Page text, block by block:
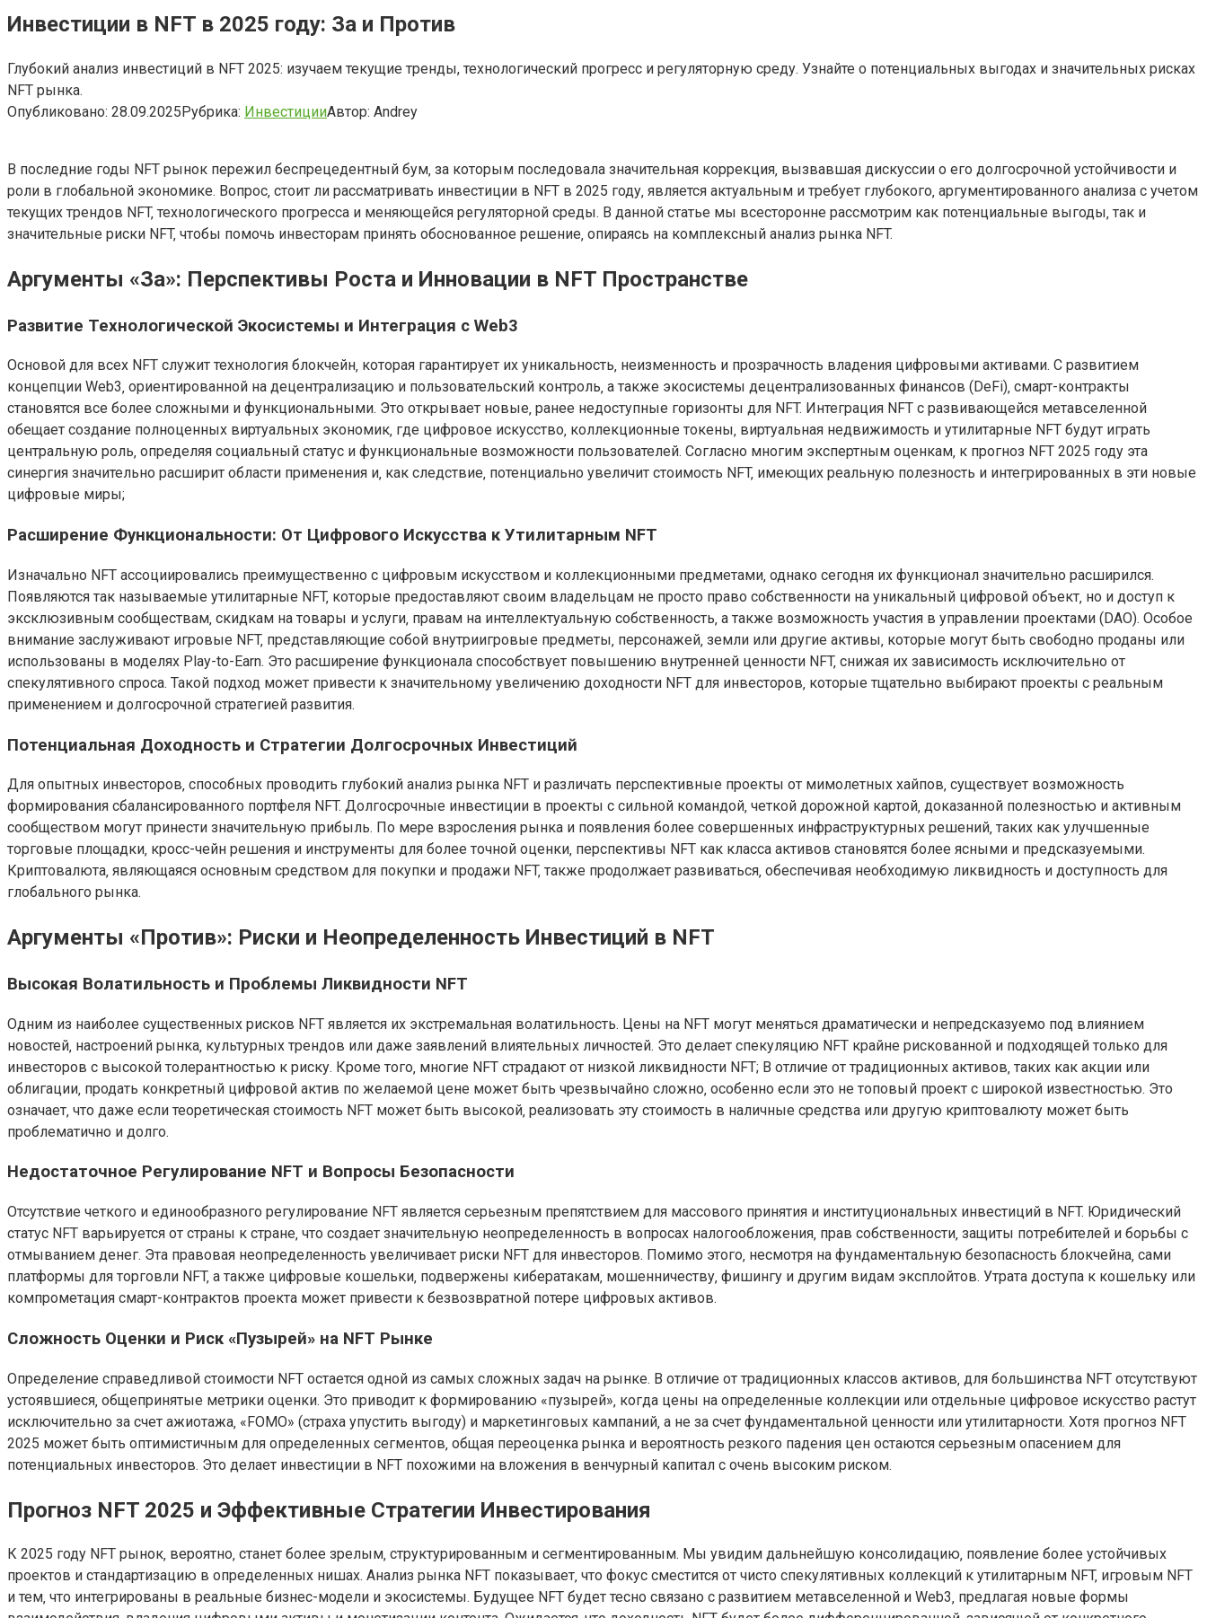
Инвестиции в NFT в 2025 году: За и Против
Глубокий анализ инвестиций в NFT 2025: изучаем текущие тренды, технологический прогресс и регуляторную среду. Узнайте о потенциальных выгодах и значительных рисках
NFT рынка.
Опубликовано: 28.09.2025Рубрика: ИнвестицииАвтор: Andrey
В последние годы NFT рынок пережил беспрецедентный бум‚ за которым последовала значительная коррекция‚ вызвавшая дискуссии о его долгосрочной устойчивости и
роли в глобальной экономике. Вопрос‚ стоит ли рассматривать инвестиции в NFT в 2025 году‚ является актуальным и требует глубокого‚ аргументированного анализа с учетом
текущих трендов NFT‚ технологического прогресса и меняющейся регуляторной среды. В данной статье мы всесторонне рассмотрим как потенциальные выгоды‚ так и
значительные риски NFT‚ чтобы помочь инвесторам принять обоснованное решение‚ опираясь на комплексный анализ рынка NFT.
Аргументы «За»: Перспективы Роста и Инновации в NFT Пространстве
Развитие Технологической Экосистемы и Интеграция с Web3
Основой для всех NFT служит технология блокчейн‚ которая гарантирует их уникальность‚ неизменность и прозрачность владения цифровыми активами. С развитием
концепции Web3‚ ориентированной на децентрализацию и пользовательский контроль‚ а также экосистемы децентрализованных финансов (DeFi)‚ смарт-контракты
становятся все более сложными и функциональными. Это открывает новые‚ ранее недоступные горизонты для NFT. Интеграция NFT с развивающейся метавселенной
обещает создание полноценных виртуальных экономик‚ где цифровое искусство‚ коллекционные токены‚ виртуальная недвижимость и утилитарные NFT будут играть
центральную роль‚ определяя социальный статус и функциональные возможности пользователей. Согласно многим экспертным оценкам‚ к прогноз NFT 2025 году эта
синергия значительно расширит области применения и‚ как следствие‚ потенциально увеличит стоимость NFT‚ имеющих реальную полезность и интегрированных в эти новые
цифровые миры;
Расширение Функциональности: От Цифрового Искусства к Утилитарным NFT
Изначально NFT ассоциировались преимущественно с цифровым искусством и коллекционными предметами‚ однако сегодня их функционал значительно расширился.
Появляются так называемые утилитарные NFT‚ которые предоставляют своим владельцам не просто право собственности на уникальный цифровой объект‚ но и доступ к
эксклюзивным сообществам‚ скидкам на товары и услуги‚ правам на интеллектуальную собственность‚ а также возможность участия в управлении проектами (DAO). Особое
внимание заслуживают игровые NFT‚ представляющие собой внутриигровые предметы‚ персонажей‚ земли или другие активы‚ которые могут быть свободно проданы или
использованы в моделях Play-to-Earn. Это расширение функционала способствует повышению внутренней ценности NFT‚ снижая их зависимость исключительно от
спекулятивного спроса. Такой подход может привести к значительному увеличению доходности NFT для инвесторов‚ которые тщательно выбирают проекты с реальным
применением и долгосрочной стратегией развития.
Потенциальная Доходность и Стратегии Долгосрочных Инвестиций
Для опытных инвесторов‚ способных проводить глубокий анализ рынка NFT и различать перспективные проекты от мимолетных хайпов‚ существует возможность
формирования сбалансированного портфеля NFT. Долгосрочные инвестиции в проекты с сильной командой‚ четкой дорожной картой‚ доказанной полезностью и активным
сообществом могут принести значительную прибыль. По мере взросления рынка и появления более совершенных инфраструктурных решений‚ таких как улучшенные
торговые площадки‚ кросс-чейн решения и инструменты для более точной оценки‚ перспективы NFT как класса активов становятся более ясными и предсказуемыми.
Криптовалюта‚ являющаяся основным средством для покупки и продажи NFT‚ также продолжает развиваться‚ обеспечивая необходимую ликвидность и доступность для
глобального рынка.
Аргументы «Против»: Риски и Неопределенность Инвестиций в NFT
Высокая Волатильность и Проблемы Ликвидности NFT
Одним из наиболее существенных рисков NFT является их экстремальная волатильность. Цены на NFT могут меняться драматически и непредсказуемо под влиянием
новостей‚ настроений рынка‚ культурных трендов или даже заявлений влиятельных личностей. Это делает спекуляцию NFT крайне рискованной и подходящей только для
инвесторов с высокой толерантностью к риску. Кроме того‚ многие NFT страдают от низкой ликвидности NFT; В отличие от традиционных активов‚ таких как акции или
облигации‚ продать конкретный цифровой актив по желаемой цене может быть чрезвычайно сложно‚ особенно если это не топовый проект с широкой известностью. Это
означает‚ что даже если теоретическая стоимость NFT может быть высокой‚ реализовать эту стоимость в наличные средства или другую криптовалюту может быть
проблематично и долго.
Недостаточное Регулирование NFT и Вопросы Безопасности
Отсутствие четкого и единообразного регулирование NFT является серьезным препятствием для массового принятия и институциональных инвестиций в NFT. Юридический
статус NFT варьируется от страны к стране‚ что создает значительную неопределенность в вопросах налогообложения‚ прав собственности‚ защиты потребителей и борьбы с
отмыванием денег. Эта правовая неопределенность увеличивает риски NFT для инвесторов. Помимо этого‚ несмотря на фундаментальную безопасность блокчейна‚ сами
платформы для торговли NFT‚ а также цифровые кошельки‚ подвержены кибератакам‚ мошенничеству‚ фишингу и другим видам эксплойтов. Утрата доступа к кошельку или
компрометация смарт-контрактов проекта может привести к безвозвратной потере цифровых активов.
Сложность Оценки и Риск «Пузырей» на NFT Рынке
Определение справедливой стоимости NFT остается одной из самых сложных задач на рынке. В отличие от традиционных классов активов‚ для большинства NFT отсутствуют
устоявшиеся‚ общепринятые метрики оценки. Это приводит к формированию «пузырей»‚ когда цены на определенные коллекции или отдельные цифровое искусство растут
исключительно за счет ажиотажа‚ «FOMO» (страха упустить выгоду) и маркетинговых кампаний‚ а не за счет фундаментальной ценности или утилитарности. Хотя прогноз NFT
2025 может быть оптимистичным для определенных сегментов‚ общая переоценка рынка и вероятность резкого падения цен остаются серьезным опасением для
потенциальных инвесторов. Это делает инвестиции в NFT похожими на вложения в венчурный капитал с очень высоким риском.
Прогноз NFT 2025 и Эффективные Стратегии Инвестирования
К 2025 году NFT рынок‚ вероятно‚ станет более зрелым‚ структурированным и сегментированным. Мы увидим дальнейшую консолидацию‚ появление более устойчивых
проектов и стандартизацию в определенных нишах. Анализ рынка NFT показывает‚ что фокус сместится от чисто спекулятивных коллекций к утилитарным NFT‚ игровым NFT
и тем‚ что интегрированы в реальные бизнес-модели и экосистемы. Будущее NFT будет тесно связано с развитием метавселенной и Web3‚ предлагая новые формы